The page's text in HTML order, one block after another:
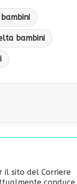
bambini
il sito del Corriere